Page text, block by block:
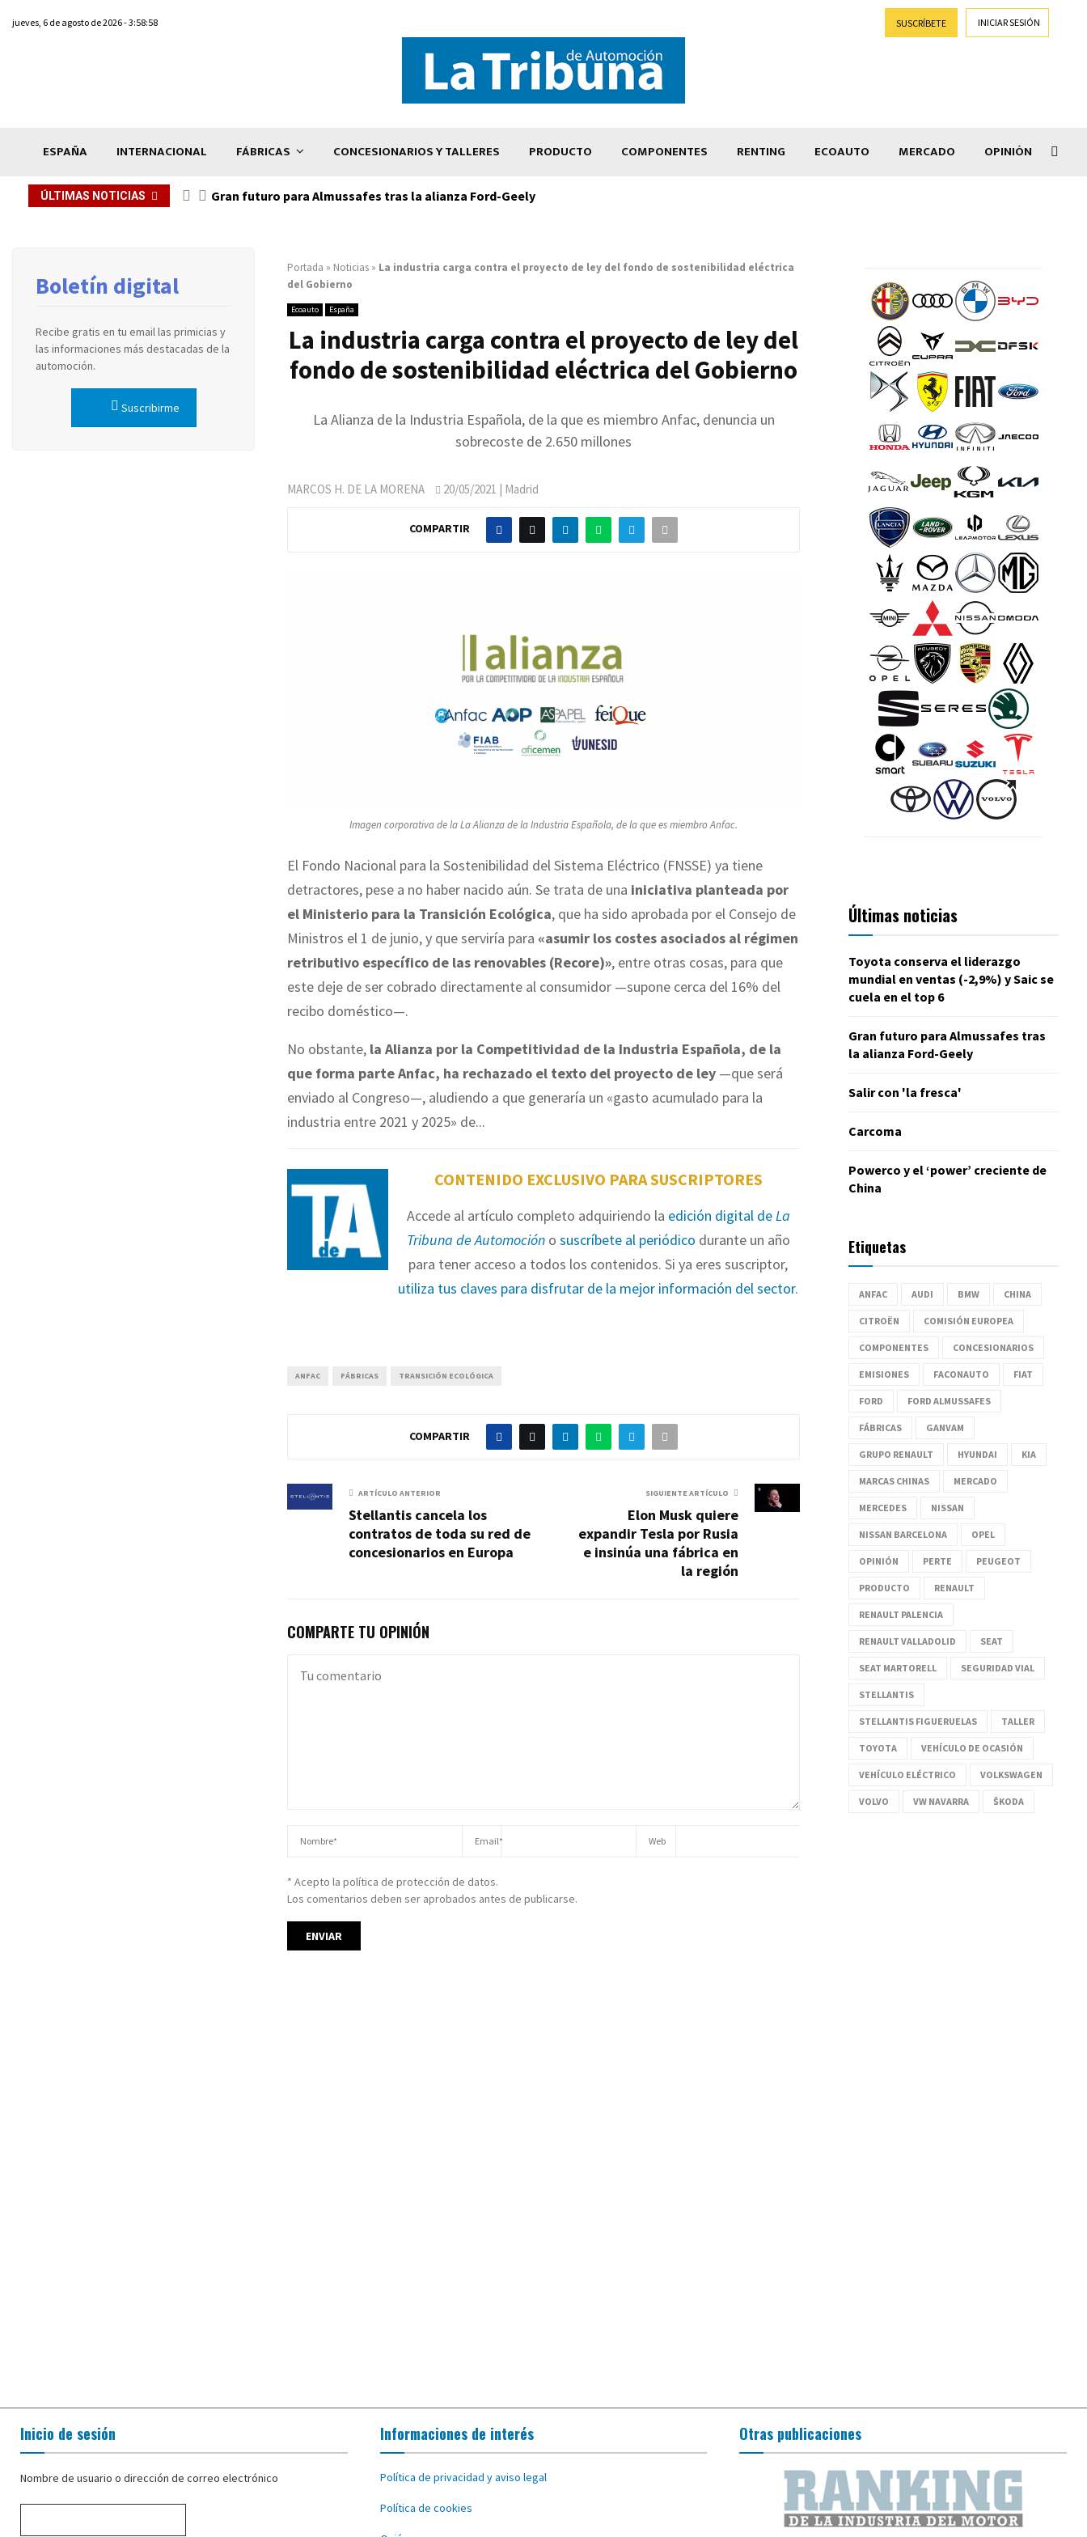
jueves, 6 de agosto de 2026 - 3:58:58 SUSCRÍBETE INICIAR SESIÓN
ESPAÑA INTERNACIONAL FÁBRICAS CONCESIONARIOS Y TALLERES PRODUCTO COMPONENTES RENTING ECOAUTO MERCADO OPINIÓN
ÚLTIMAS NOTICIAS Gran futuro para Almussafes tras la alianza Ford-Geely
Portada » Noticias » La industria carga contra el proyecto de ley del fondo de sostenibilidad eléctrica
del Gobierno
Ecoauto España
La industria carga contra el proyecto de ley del
fondo de sostenibilidad eléctrica del Gobierno
La Alianza de la Industria Española, de la que es miembro Anfac, denuncia un
sobrecoste de 2.650 millones
MARCOS H. DE LA MORENA 20/05/2021 | Madrid
COMPARTIR
Imagen corporativa de la La Alianza de la Industria Española, de la que es miembro Anfac.
El Fondo Nacional para la Sostenibilidad del Sistema Eléctrico (FNSSE) ya tiene
detractores, pese a no haber nacido aún. Se trata de una iniciativa planteada por
el Ministerio para la Transición Ecológica, que ha sido aprobada por el Consejo de
Ministros el 1 de junio, y que serviría para «asumir los costes asociados al régimen
retributivo específico de las renovables (Recore)», entre otras cosas, para que
este deje de ser cobrado directamente al consumidor —supone cerca del 16% del
recibo doméstico—.
No obstante, la Alianza por la Competitividad de la Industria Española, de la
que forma parte Anfac, ha rechazado el texto del proyecto de ley —que será
enviado al Congreso—, aludiendo a que generaría un «gasto acumulado para la
industria entre 2021 y 2025» de...
CONTENIDO EXCLUSIVO PARA SUSCRIPTORES
Accede al artículo completo adquiriendo la edición digital deLa
Tribuna de Automocióno suscríbete al periódico durante un año
para tener acceso a todos los contenidos. Si ya eres suscriptor,
utiliza tus claves para disfrutar de la mejor información del sector.
ANFAC FÁBRICAS TRANSICIÓN ECOLÓGICA
COMPARTIR
ARTÍCULO ANTERIOR
Stellantis cancela los
contratos de toda su red de
concesionarios en Europa
SIGUIENTE ARTÍCULO
Elon Musk quiere
expandir Tesla por Rusia
e insinúa una fábrica en
la región
COMPARTE TU OPINIÓN
* Acepto la política de protección de datos.
Los comentarios deben ser aprobados antes de publicarse.
Boletín digital
Recibe gratis en tu email las primicias y
las informaciones más destacadas de la
automoción.
Suscribirme
Últimas noticias
Toyota conserva el liderazgo
mundial en ventas (-2,9%) y Saic se
cuela en el top 6
Gran futuro para Almussafes tras
la alianza Ford-Geely
Salir con 'la fresca'
Carcoma
Powerco y el ‘power’ creciente de
China
Etiquetas
ANFAC AUDI BMW CHINA
CITROËN COMISIÓN EUROPEA
COMPONENTES CONCESIONARIOS
EMISIONES FACONAUTO FIAT
FORD FORD ALMUSSAFES
FÁBRICAS GANVAM
GRUPO RENAULT HYUNDAI KIA
MARCAS CHINAS MERCADO
MERCEDES NISSAN
NISSAN BARCELONA OPEL
OPINIÓN PERTE PEUGEOT
PRODUCTO RENAULT
RENAULT PALENCIA
RENAULT VALLADOLID SEAT
SEAT MARTORELL SEGURIDAD VIAL
STELLANTIS
STELLANTIS FIGUERUELAS TALLER
TOYOTA VEHÍCULO DE OCASIÓN
VEHÍCULO ELÉCTRICO VOLKSWAGEN
VOLVO VW NAVARRA ŠKODA
Inicio de sesión
Nombre de usuario o dirección de correo electrónico
Informaciones de interés
Política de privacidad y aviso legal
Política de cookies
Otras publicaciones